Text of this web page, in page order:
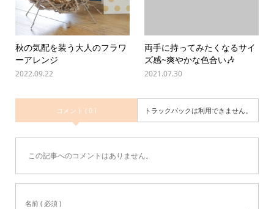
秋の気配を装う大人のフラワ
ーアレンジ
2022.09.22
両手に持ってみたくなるサイ
ズ感~爽やかな色合い🎶
2021.07.30
コメント ( 0 ) トラックバックは利用できません。
この記事へのコメントはありません。
名前 ( 必須 )